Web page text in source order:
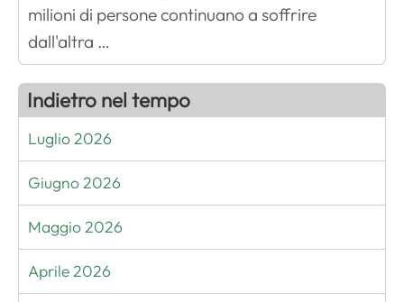
milioni di persone continuano a soffrire
dall'altra …
Indietro nel tempo
Luglio 2026
Giugno 2026
Maggio 2026
Aprile 2026